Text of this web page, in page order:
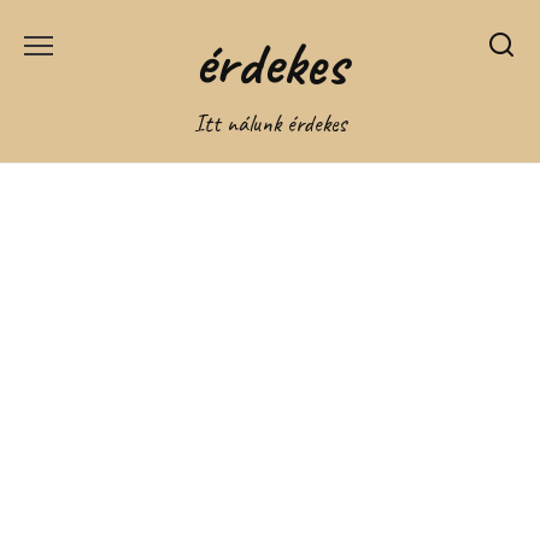
érdekes
Itt nálunk érdekes